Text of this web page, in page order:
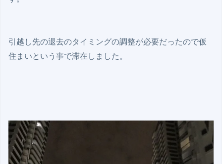
引越し先の退去のタイミングの調整が必要だったので仮
住まいという事で滞在しました。